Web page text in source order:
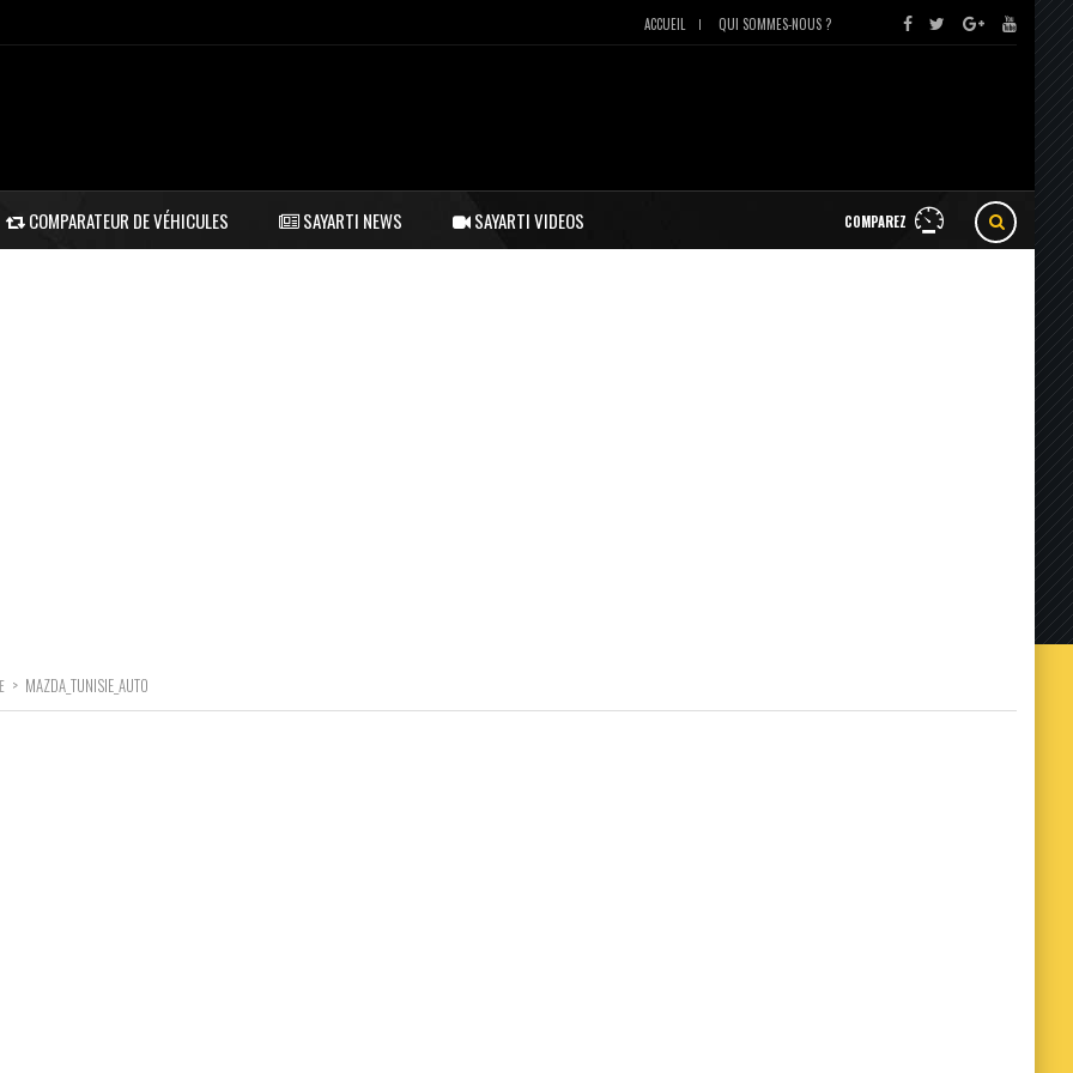
ACCUEIL QUI SOMMES-NOUS ?
COMPAREZ
COMPARATEUR DE VÉHICULES SAYARTI NEWS SAYARTI VIDEOS
> MAZDA_TUNISIE_AUTO